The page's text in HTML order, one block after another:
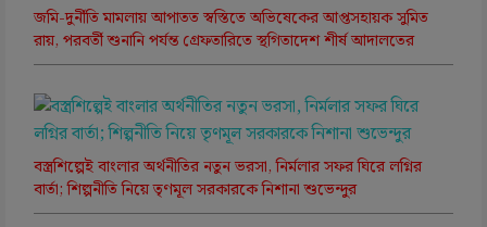
জমি-দুর্নীতি মামলায় আপাতত স্বস্তিতে অভিষেকের আপ্তসহায়ক সুমিত
রায়, পরবর্তী শুনানি পর্যন্ত গ্রেফতারিতে স্থগিতাদেশ শীর্ষ আদালতের
বস্ত্রশিল্পেই বাংলার অর্থনীতির নতুন ভরসা, নির্মলার সফর ঘিরে লগ্নির
বার্তা; শিল্পনীতি নিয়ে তৃণমূল সরকারকে নিশানা শুভেন্দুর